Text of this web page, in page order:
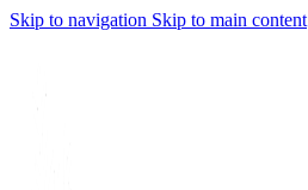
Skip to navigation Skip to main content